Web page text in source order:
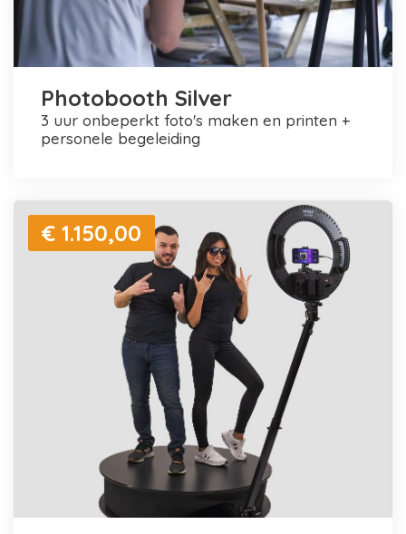
Photobooth Silver
3 uur onbeperkt foto's maken en printen +
personele begeleiding
€ 1.150,00